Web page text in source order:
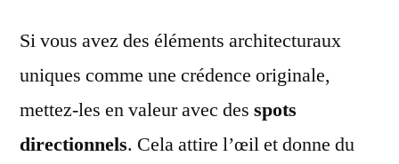
Si vous avez des éléments architecturaux
uniques comme une crédence originale,
mettez-les en valeur avec des spots
directionnels. Cela attire l’œil et donne du